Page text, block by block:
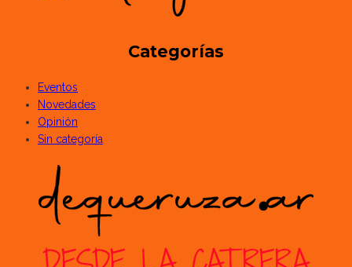
Categorías
Eventos
Novedades
Opinión
Sin categoría